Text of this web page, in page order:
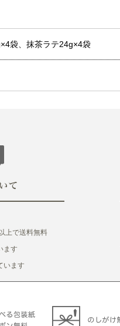
袋、抹茶ラテ24g×4袋
上で送料無料
ます
います